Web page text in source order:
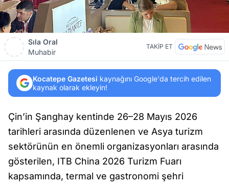
Sıla Oral
Muhabir
TAKİP ET
Kocatepe Gazetesi kaynağını Google'da tercih edilen
kaynak olarak ekleyin!
Çin’in Şanghay kentinde 26–28 Mayıs 2026
tarihleri arasında düzenlenen ve Asya turizm
sektörünün en önemli organizasyonları arasında
gösterilen, ITB China 2026 Turizm Fuarı
kapsamında, termal ve gastronomi şehri